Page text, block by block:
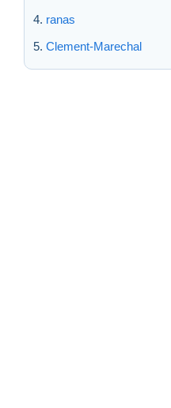
ranas
Clement-Marechal